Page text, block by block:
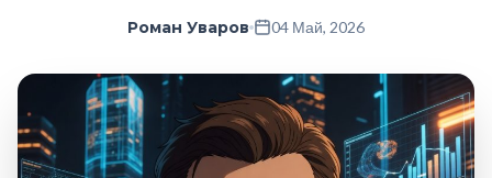
Роман Уваров 04 Май, 2026